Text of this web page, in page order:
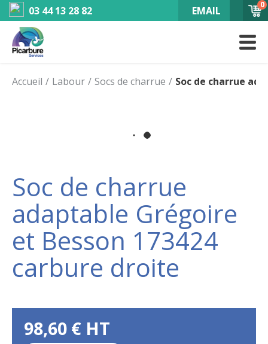
03 44 13 28 82 EMAIL 0
Accueil Labour Socs de charrue Soc de charrue
Soc de charrue
adaptable Grégoire
et Besson 173424
carbure droite
98,60 € HT